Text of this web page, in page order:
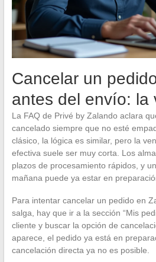
Cancelar un
antes del envío: la
La FAQ de Privé by Zalando aclara
cancelado siempre que no esté
clásico, la lógica es similar, pero la
efectiva suele ser muy corta. Los
plazos de procesamiento rápidos, y
mañana puede ya estar en
Para intentar cancelar un pedido en
salga, hay que ir a la sección “Mis
cliente y buscar la opción de
aparece, el pedido ya está en
cancelación directa ya no es posible.